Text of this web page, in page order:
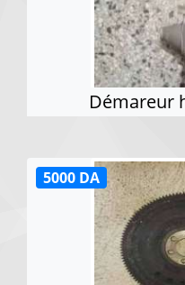
Démareur
5000 DA